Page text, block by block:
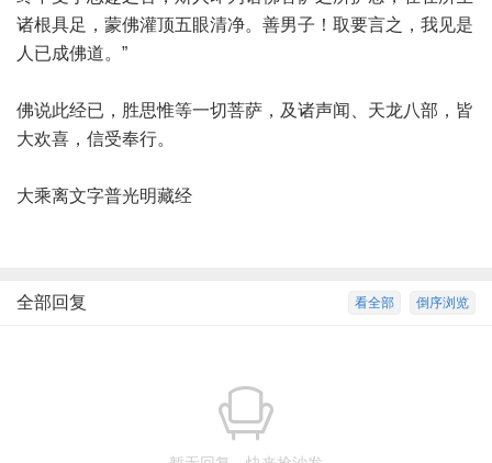
诸根具足，蒙佛灌顶五眼清净。善男子！取要言之，我见是
人已成佛道。”
佛说此经已，胜思惟等一切菩萨，及诸声闻、天龙八部，皆
大欢喜，信受奉行。
大乘离文字普光明藏经
倒序浏览
看全部
全部回复